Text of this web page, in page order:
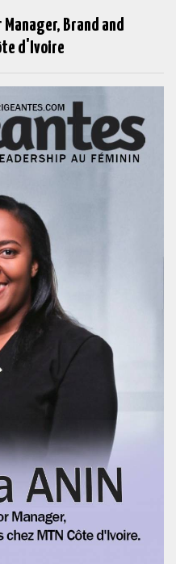
Manager, Brand and
d'Ivoire